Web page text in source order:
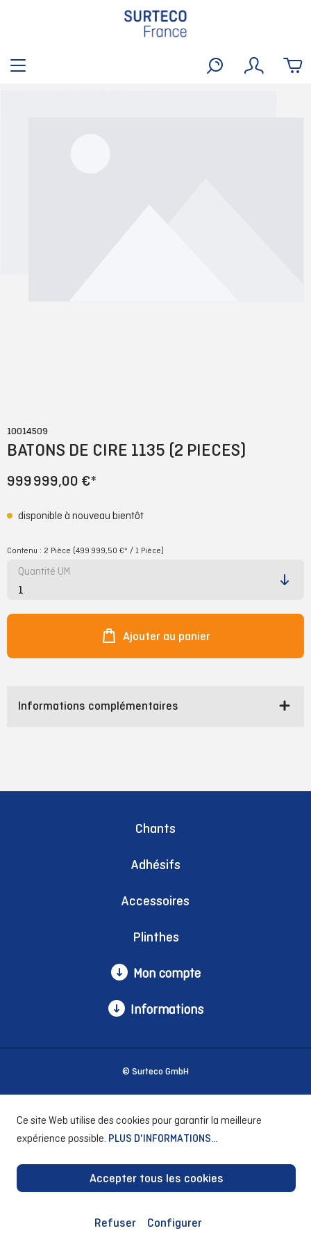
10014509
BATONS DE CIRE 1135 (2 PIECES)
999 999,00 €*
disponible à nouveau bientôt
Contenu : 2 Pièce (499 999,50 €* / 1 Pièce)
Quantité UM
Ajouter au panier
Informations complémentaires
Chants
Adhésifs
Accessoires
Plinthes
Mon compte
Informations
© Surteco GmbH
Ce site Web utilise des cookies pour garantir la meilleure
expérience possible. PLUS D'INFORMATIONS...
Refuser Configurer
Accepter tous les cookies